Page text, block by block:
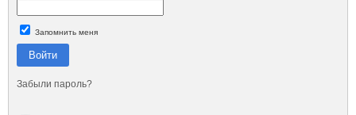
Запомнить меня
Войти
Забыли пароль?